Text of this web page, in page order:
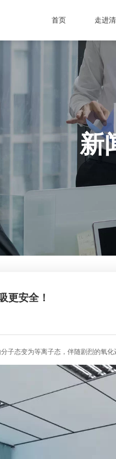
首页 走进
新
更安全！
子态变为等离子态，伴随剧烈的氧化